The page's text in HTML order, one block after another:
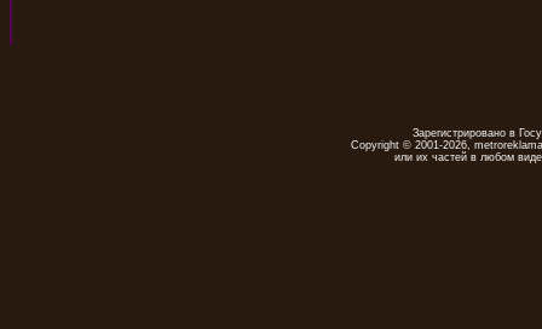
Зарегистрировано в
Copyright © 2001-2026,
или их частей в любом